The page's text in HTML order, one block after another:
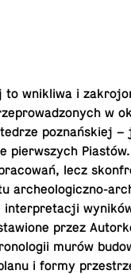
wnikliwa i
w
poznańskiej
pier­wszych
lecz
arche­o­log­iczno-
przez
murów
i formy